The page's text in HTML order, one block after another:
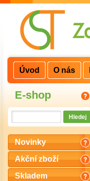
E-shop
Novinky
Akční zboží
Skladem
Úvod O nás